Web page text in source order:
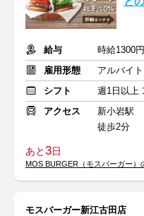
給与
時給1300
雇用形態
アルバイ
シフト
週1日以上
アクセス
新小岩駅
徒歩2分
あと3日
MOS BURGER（モスバーガー）
モスバーガー新江古田店